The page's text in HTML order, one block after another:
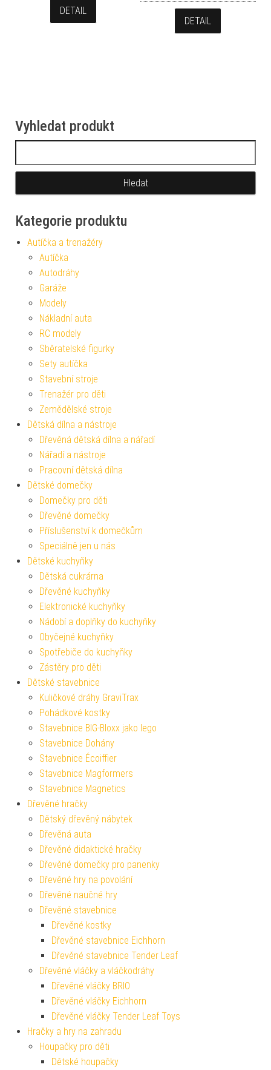
DETAIL
DETAIL
Vyhledat produkt
Kategorie produktu
Autíčka a trenažéry
Autíčka
Autodráhy
Garáže
Modely
Nákladní auta
RC modely
Sběratelské figurky
Sety autíčka
Stavební stroje
Trenažér pro děti
Zemědělské stroje
Dětská dílna a nástroje
Dřevěná dětská dílna a nářadí
Nářadí a nástroje
Pracovní dětská dílna
Dětské domečky
Domečky pro děti
Dřevěné domečky
Příslušenství k domečkům
Speciálně jen u nás
Dětské kuchyňky
Dětská cukrárna
Dřevěné kuchyňky
Elektronické kuchyňky
Nádobí a doplňky do kuchyňky
Obyčejné kuchyňky
Spotřebiče do kuchyňky
Zástěry pro děti
Dětské stavebnice
Kuličkové dráhy GraviTrax
Pohádkové kostky
Stavebnice BIG-Bloxx jako lego
Stavebnice Dohány
Stavebnice Écoiffier
Stavebnice Magformers
Stavebnice Magnetics
Dřevěné hračky
Dětský dřevěný nábytek
Dřevěná auta
Dřevěné didaktické hračky
Dřevěné domečky pro panenky
Dřevěné hry na povolání
Dřevěné naučné hry
Dřevěné stavebnice
Dřevěné kostky
Dřevěné stavebnice Eichhorn
Dřevěné stavebnice Tender Leaf
Dřevěné vláčky a vláčkodráhy
Dřevěné vláčky BRIO
Dřevěné vláčky Eichhorn
Dřevěné vláčky Tender Leaf Toys
Hračky a hry na zahradu
Houpačky pro děti
Dětské houpačky